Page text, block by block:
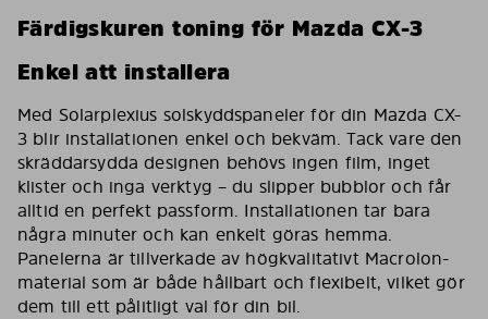
Färdigskuren toning för Mazda CX-3
Enkel att installera
Med Solarplexius solskyddspaneler för din Mazda CX-
3 blir installationen enkel och bekväm. Tack vare den
skräddarsydda designen behövs ingen film, inget
klister och inga verktyg – du slipper bubblor och får
alltid en perfekt passform. Installationen tar bara
några minuter och kan enkelt göras hemma.
Panelerna är tillverkade av högkvalitativt Macrolon-
material som är både hållbart och flexibelt, vilket gör
dem till ett pålitligt val för din bil.